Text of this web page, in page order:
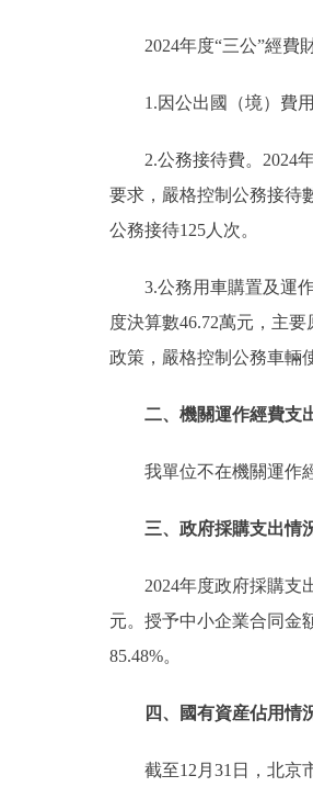
2024年度“三公”經費
1.因公出國（境）費
2.公務接待費。2024
要求，嚴格控制公務接待
公務接待125人次。
3.公務用車購置及運
度決算數46.72萬元，主
政策，嚴格控制公務車輛
二、機關運作經費支
我單位不在機關運作
三、政府採購支出情
2024年度政府採購支
元。授予中小企業合同金
85.48%。
四、國有資産佔用情
截至12月31日，北京